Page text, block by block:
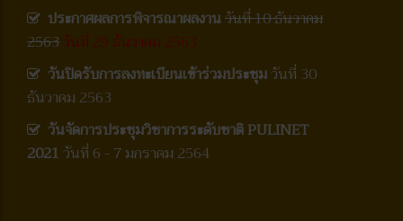
ประกาศผลการพิจารณาผลงานวันที่ 10 ธันวาคม
2563 วันที่ 29 ธันวาคม 2563
วันปิดรับการลงทะเบียนเข้าร่วมประชุมวันที่ 30
ธันวาคม 2563
วันจัดการประชุมวิชาการระดับชาติ PULINET
2021 วันที่ 6 - 7 มกราคม 2564